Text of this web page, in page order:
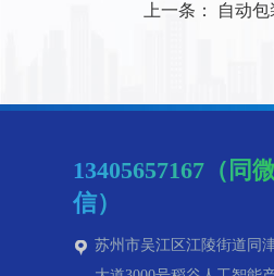
上一条：
自动
13405657167（同
信）
苏州市吴江区江陵街道同